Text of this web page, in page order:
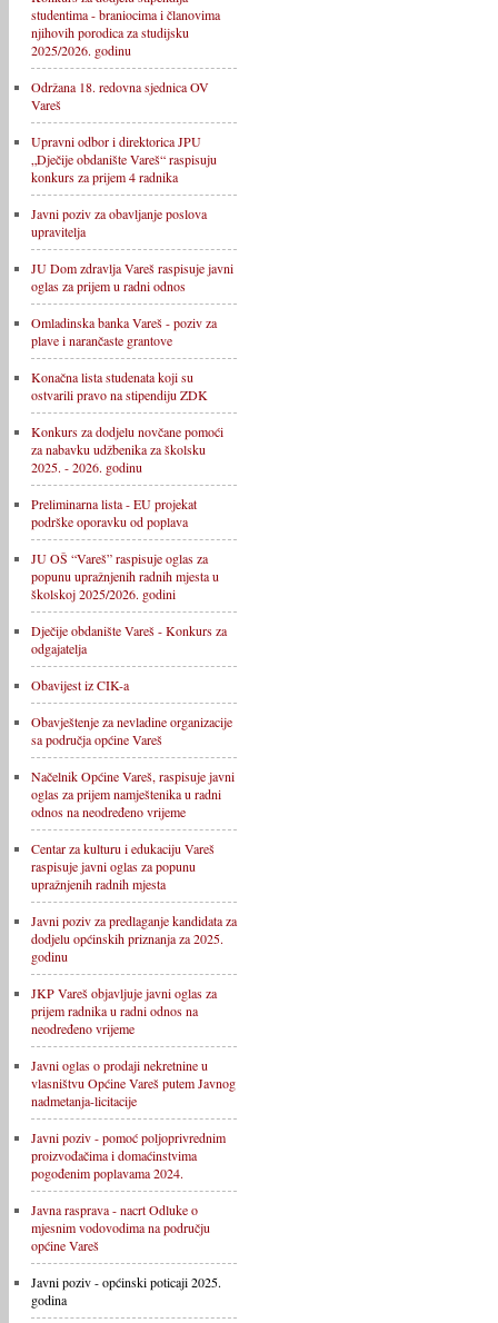
studentima - braniocima i članovima
njihovih porodica za studijsku
2025/2026. godinu
Održana 18. redovna sjednica OV
Vareš
Upravni odbor i direktorica JPU
„Dječije obdanište Vareš“ raspisuju
konkurs za prijem 4 radnika
Javni poziv za obavljanje poslova
upravitelja
JU Dom zdravlja Vareš raspisuje javni
oglas za prijem u radni odnos
Omladinska banka Vareš - poziv za
plave i narančaste grantove
Konačna lista studenata koji su
ostvarili pravo na stipendiju ZDK
Konkurs za dodjelu novčane pomoći
za nabavku udžbenika za školsku
2025. - 2026. godinu
Preliminarna lista - EU projekat
podrške oporavku od poplava
JU OŠ “Vareš” raspisuje oglas za
popunu upražnjenih radnih mjesta u
školskoj 2025/2026. godini
Dječije obdanište Vareš - Konkurs za
odgajatelja
Obavijest iz CIK-a
Obavještenje za nevladine organizacije
sa područja općine Vareš
Načelnik Općine Vareš, raspisuje javni
oglas za prijem namještenika u radni
odnos na neodređeno vrijeme
Centar za kulturu i edukaciju Vareš
raspisuje javni oglas za popunu
upražnjenih radnih mjesta
Javni poziv za predlaganje kandidata za
dodjelu općinskih priznanja za 2025.
godinu
JKP Vareš objavljuje javni oglas za
prijem radnika u radni odnos na
neodređeno vrijeme
Javni oglas o prodaji nekretnine u
vlasništvu Općine Vareš putem Javnog
nadmetanja-licitacije
Javni poziv - pomoć poljoprivrednim
proizvođačima i domaćinstvima
pogođenim poplavama 2024.
Javna rasprava - nacrt Odluke o
mjesnim vodovodima na području
općine Vareš
Javni poziv - općinski poticaji 2025.
godina